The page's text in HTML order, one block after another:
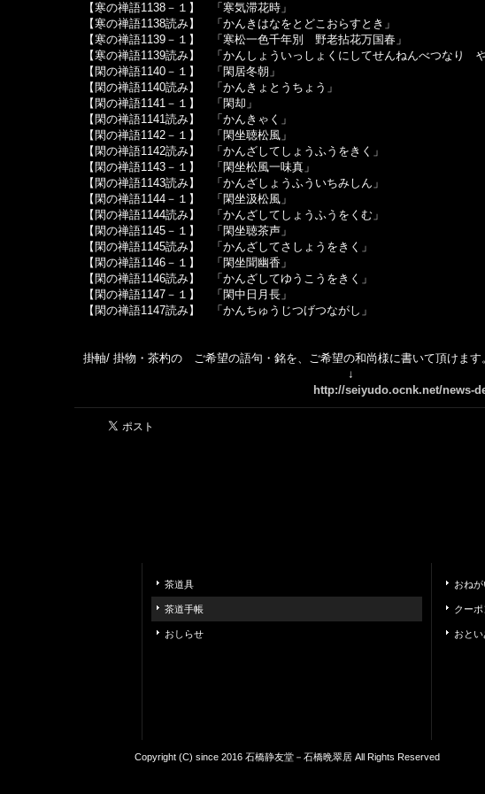
【寒の禅語1138－１】 「寒気滞花時」
【寒の禅語1138読み】 「かんきはなをとどこおらすとき」
【寒の禅語1139－１】 「寒松一色千年別 野老拈花万国春」
【寒の禅語1139読み】 「かんしょういっしょくにしてせんねんべつなり
【閑の禅語1140－１】 「閑居冬朝」
【閑の禅語1140読み】 「かんきょとうちょう」
【閑の禅語1141－１】 「閑却」
【閑の禅語1141読み】 「かんきゃく」
【閑の禅語1142－１】 「閑坐聴松風」
【閑の禅語1142読み】 「かんざしてしょうふうをきく」
【閑の禅語1143－１】 「閑坐松風一味真」
【閑の禅語1143読み】 「かんざしょうふういちみしん」
【閑の禅語1144－１】 「閑坐汲松風」
【閑の禅語1144読み】 「かんざしてしょうふうをくむ」
【閑の禅語1145－１】 「閑坐聴茶声」
【閑の禅語1145読み】 「かんざしてさしょうをきく」
【閑の禅語1146－１】 「閑坐聞幽香」
【閑の禅語1146読み】 「かんざしてゆうこうをきく」
【閑の禅語1147－１】 「閑中日月長」
【閑の禅語1147読み】 「かんちゅうじつげつながし」
掛軸/ 掛物・茶杓の ご希望の語句・銘を、ご希望の和尚様に書いて頂けます
↓
http://seiyudo.ocnk.net/news-
茶道具
茶道手帳
おしらせ
おね
クー
おと
Copyright (C) since 2016 石橋静友堂－石橋晩翠居 All Rights Reserved